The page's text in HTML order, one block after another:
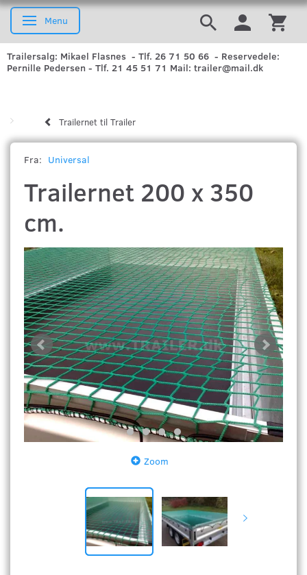
Skifte navigation
Menu
Trailersalg: Mikael Flasnes - Tlf. 26 71 50 66 - Reservedele:
Pernille Pedersen - Tlf. 21 45 51 71 Mail: trailer@mail.dk
Trailernet til Trailer
Fra: Universal
Trailernet 200 x 350
cm.
Zoom